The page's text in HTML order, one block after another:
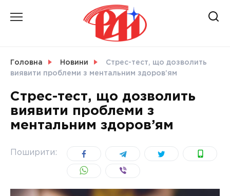
Головна Новини
Стрес-тест, що дозволить
виявити проблеми з ментальним здоров’ям
Стрес-тест, що дозволить
виявити проблеми з
ментальним здоров’ям
Поширити: